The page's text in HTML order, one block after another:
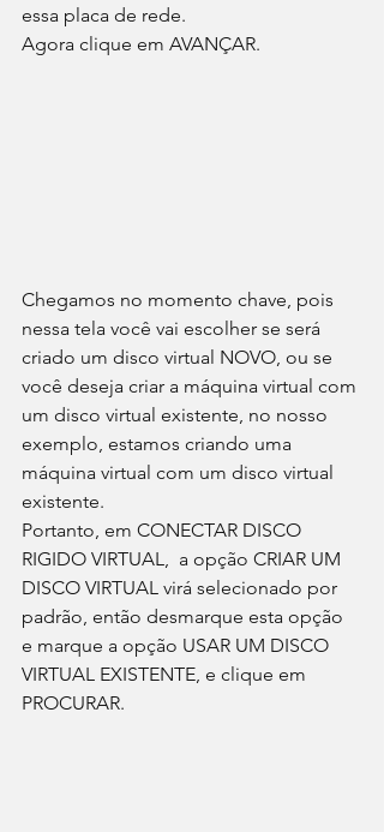
essa placa de rede.
Agora clique em AVANÇAR.
Chegamos no momento chave, pois
nessa tela você vai escolher se será
criado um disco virtual NOVO, ou se
você deseja criar a máquina virtual com
um disco virtual existente, no nosso
exemplo, estamos criando uma
máquina virtual com um disco virtual
existente.
Portanto, em CONECTAR DISCO
RIGIDO VIRTUAL,  a opção CRIAR UM
DISCO VIRTUAL virá selecionado por
padrão, então desmarque esta opção
e marque a opção USAR UM DISCO
VIRTUAL EXISTENTE, e clique em
PROCURAR.